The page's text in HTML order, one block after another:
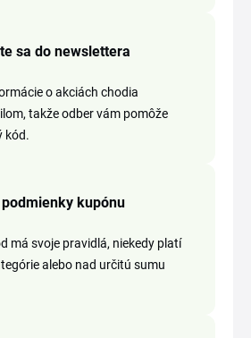
sa do newslettera
o akciách chodia
takže odber vám pomôže
kód.
kupónu
má svoje pravidlá, niekedy platí
alebo nad určitú sumu